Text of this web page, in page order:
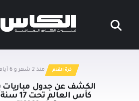
كرة القدم منذ 2 شهر و 6 أيام
الكشف عن جدول مباريات